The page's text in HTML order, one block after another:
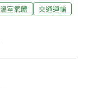
溫室氣體
交通運輸